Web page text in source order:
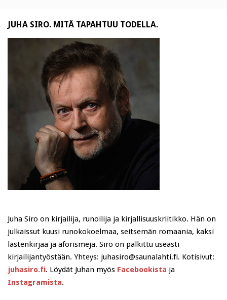
JUHA SIRO. MITÄ TAPAHTUU TODELLA.
Juha Siro on kirjailija, runoilija ja kirjallisuuskriitikko. Hän on
julkaissut kuusi runokokoelmaa, seitsemän romaania, kaksi
lastenkirjaa ja aforismeja. Siro on palkittu useasti
kirjailijantyöstään. Yhteys: juhasiro@saunalahti.fi. Kotisivut:
juhasiro.fi. Löydät Juhan myös Facebookista ja
Instagramista.